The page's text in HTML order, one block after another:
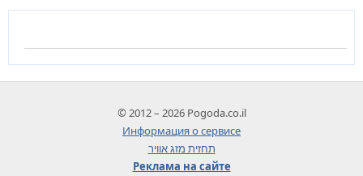
© 2012 – 2026 Pogoda.co.il
Информация о сервисе
תחזית מזג אוויר
Реклама на сайте